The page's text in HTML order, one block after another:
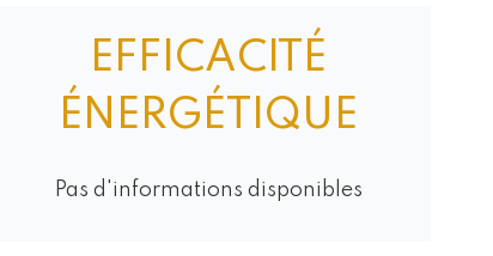
EFFICACITÉ
ÉNERGÉTIQUE
Pas d'informations disponibles